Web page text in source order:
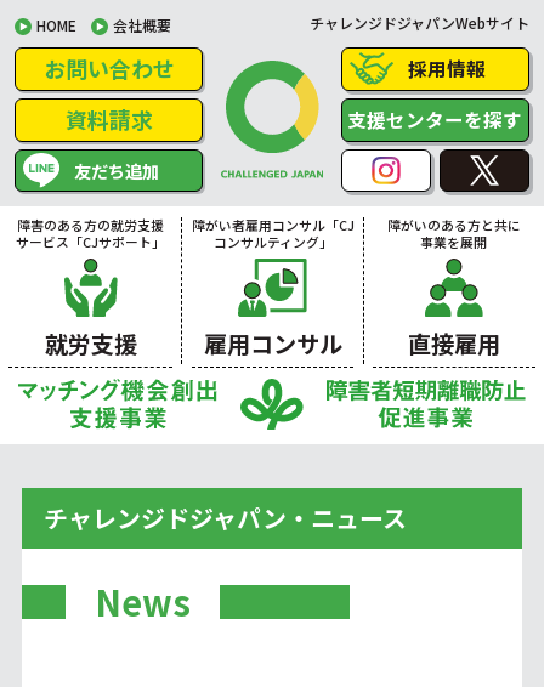
HOME 会社概要 チャレンジドジャパンWebサイト
お問い合わせ
資料請求
友だち追加
採用情報
支援センターを探す
障害のある方の就労支援
サービス「CJサポート」
就労支援
障がい者雇用コンサル「CJ
コンサルティング」
雇用コンサル
障がいのある方と共に
事業を展開
直接雇用
チャレンジドジャパン・ニュース
News